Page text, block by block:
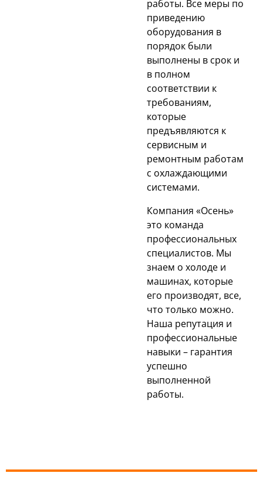
работы. Все меры по
приведению
оборудования в
порядок были
выполнены в срок и
в полном
соответствии к
требованиям,
которые
предъявляются к
сервисным и
ремонтным работам
с охлаждающими
системами.
Компания «Осень»
это команда
профессиональных
специалистов. Мы
знаем о холоде и
машинах, которые
его производят, все,
что только можно.
Наша репутация и
профессиональные
навыки – гарантия
успешно
выполненной
работы.